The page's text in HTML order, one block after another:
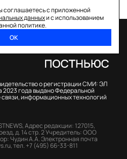
с приложенной
данныхи с использованием
политике.
ОК
о регистрации СМИ: ЭЛ
2023 года выдано Федеральной
информационных технологий
Адрес редакции: 127015,
д. 14 стр. 2Учредитель: ООО
Чудин А.А.Электронная почта
,тел. +7 (495) 66-33-811